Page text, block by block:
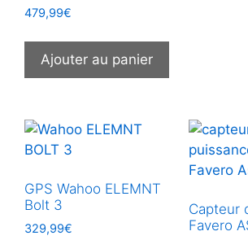
479,99€
Ajouter au panier
GPS Wahoo ELEMNT
Bolt 3
329,99€
Capteur
Favero